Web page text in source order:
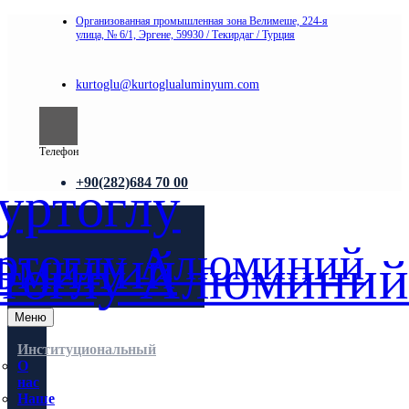
Организованная промышленная зона Велимеше, 224-я
улица, № 6/1, Эргене, 59930 / Текирдаг / Турция
kurtoglu@kurtoglualuminyum.com
Телефон
+90(282)684 70 00
Меню
Институциональный
О
нас
Наше